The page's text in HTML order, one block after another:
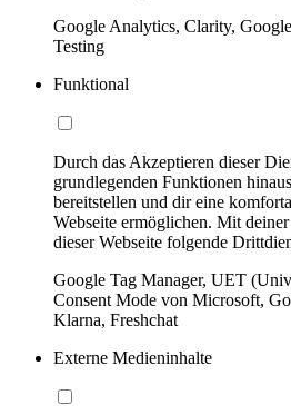
Google Analytics, Clarity,
Testing
Funktional
Durch das Akzeptieren dieser
grundlegenden Funktionen
bereitstellen und dir eine
Webseite ermöglichen. Mit
dieser Webseite folgende
Google Tag Manager, UET
Consent Mode von Microsoft,
Klarna, Freshchat
Externe Medieninhalte